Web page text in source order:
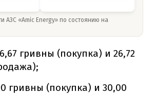
АЗС «Amic Energy» по состоянию на
гривны (покупка) и 26,72
гривны (покупка) и 30,00